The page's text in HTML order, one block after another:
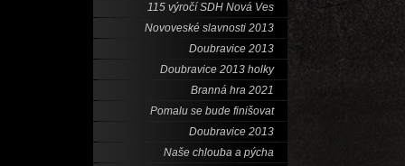
115 výročí SDH Nová Ves
Novoveské slavnosti 2013
Doubravice 2013
Doubravice 2013 holky
Branná hra 2021
Pomalu se bude finišovat
Doubravice 2013
Naše chlouba a pýcha